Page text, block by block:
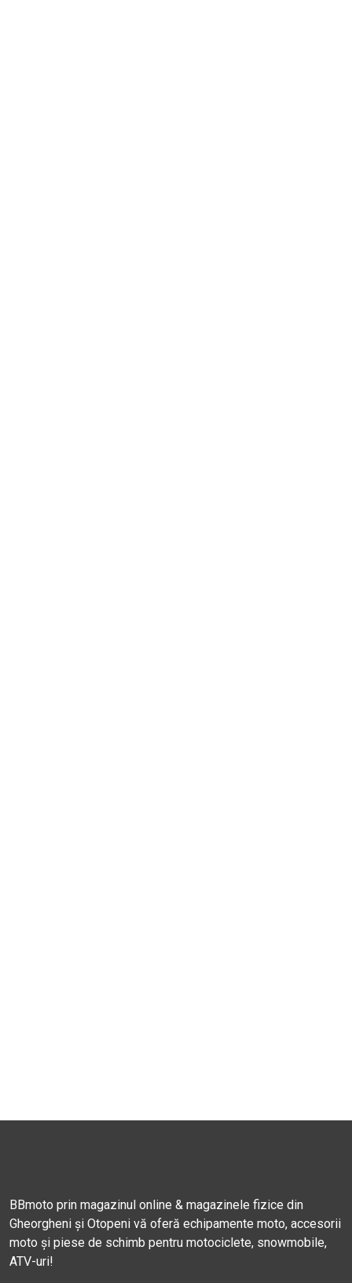
BBmoto prin magazinul online & magazinele fizice din
Gheorgheni și Otopeni vă oferă echipamente moto, accesorii
moto și piese de schimb pentru motociclete, snowmobile,
ATV-uri!